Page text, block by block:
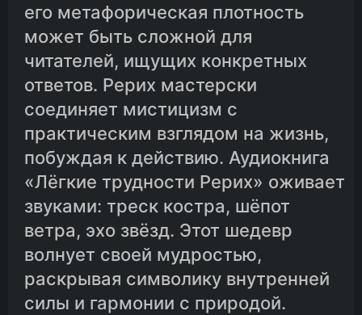
его метафорическая плотность
может быть сложной для
читателей, ищущих конкретных
ответов. Рерих мастерски
соединяет мистицизм с
практическим взглядом на жизнь,
побуждая к действию. Аудиокнига
«Лёгкие трудности Рерих» оживает
звуками: треск костра, шёпот
ветра, эхо звёзд. Этот шедевр
волнует своей мудростью,
раскрывая символику внутренней
силы и гармонии с природой.